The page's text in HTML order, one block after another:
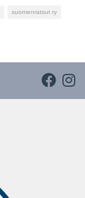
suomenratsut ry